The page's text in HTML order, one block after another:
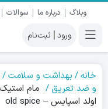
وبلاگ درباره ما سوالات
|
خانه بهداشت و سلامت
و ضد تعریق
اولد اسپایس – old spice